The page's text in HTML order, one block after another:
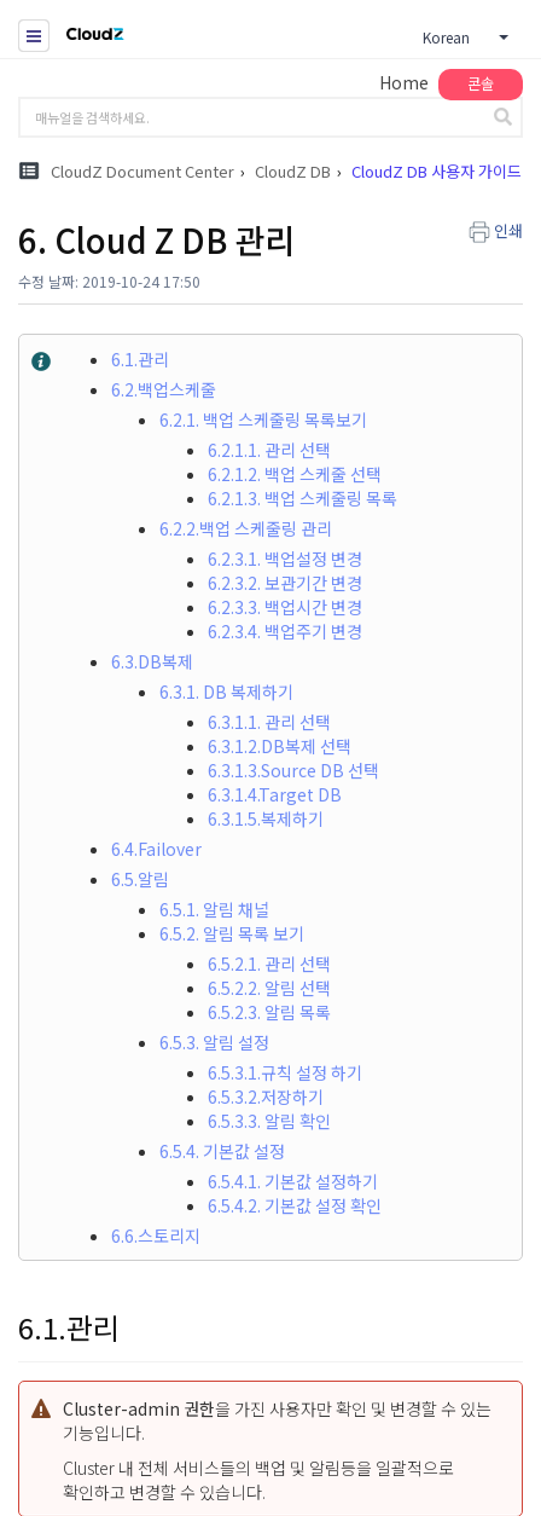
Korean
Home 콘솔
CloudZ Document Center CloudZ DB CloudZ DB 사용자 가이드
6. Cloud Z DB 관리 인쇄
수정 날짜: 2019-10-24 17:50
6.1.관리
6.2.백업스케줄
6.2.1. 백업 스케줄링 목록보기
6.2.1.1. 관리 선택
6.2.1.2. 백업 스케줄 선택
6.2.1.3. 백업 스케줄링 목록
6.2.2.백업 스케줄링 관리
6.2.3.1. 백업설정 변경
6.2.3.2. 보관기간 변경
6.2.3.3. 백업시간 변경
6.2.3.4. 백업주기 변경
6.3.DB복제
6.3.1. DB 복제하기
6.3.1.1. 관리 선택
6.3.1.2.DB복제 선택
6.3.1.3.Source DB 선택
6.3.1.4.Target DB
6.3.1.5.복제하기
6.4.Failover
6.5.알림
6.5.1. 알림 채널
6.5.2. 알림 목록 보기
6.5.2.1. 관리 선택
6.5.2.2. 알림 선택
6.5.2.3. 알림 목록
6.5.3. 알림 설정
6.5.3.1.규칙 설정 하기
6.5.3.2.저장하기
6.5.3.3. 알림 확인
6.5.4. 기본값 설정
6.5.4.1. 기본값 설정하기
6.5.4.2. 기본값 설정 확인
6.6.스토리지
6.1.관리
Cluster-admin 권한을 가진 사용자만 확인 및 변경할 수 있는
기능입니다.
Cluster 내 전체 서비스들의 백업 및 알림등을 일괄적으로
확인하고 변경할 수 있습니다.